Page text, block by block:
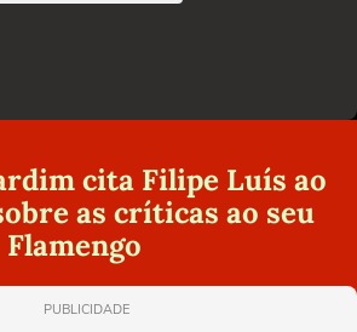
cita Filipe Luís ao
as críticas ao seu
PUBLICIDADE